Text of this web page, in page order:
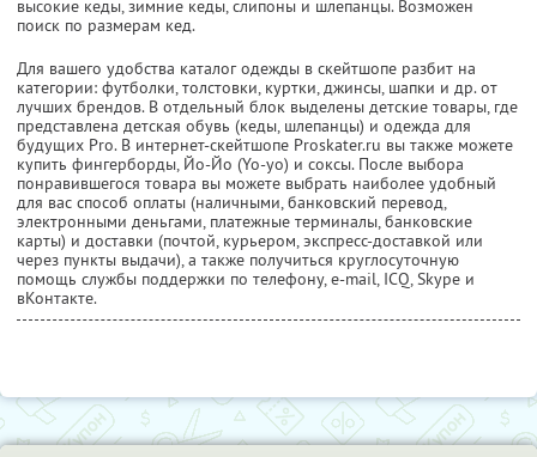
высокие кеды, зимние кеды, слипоны и шлепанцы. Возможен
поиск по размерам кед.
Для вашего удобства каталог одежды в скейтшопе разбит на
категории: футболки, толстовки, куртки, джинсы, шапки и др. от
лучших брендов. В отдельный блок выделены детские товары, где
представлена детская обувь (кеды, шлепанцы) и одежда для
будущих Pro. В интернет-скейтшопе Proskater.ru вы также можете
купить фингерборды, Йо-Йо (Yo-yo) и соксы. После выбора
понравившегося товара вы можете выбрать наиболее удобный
для вас способ оплаты (наличными, банковский перевод,
электронными деньгами, платежные терминалы, банковские
карты) и доставки (почтой, курьером, экспресс-доставкой или
через пункты выдачи), а также получиться круглосуточную
помощь службы поддержки по телефону, e-mail, ICQ, Skype и
вКонтакте.